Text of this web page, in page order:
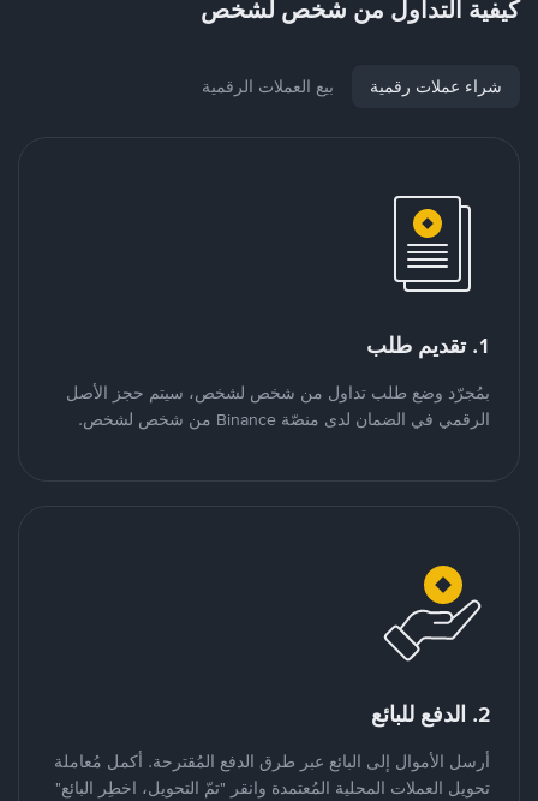
كيفية التداول من شخص لشخص
شراء عملات رقمية بيع العملات الرقمية
1. تقديم طلب
بمُجرّد وضع طلب تداول من شخص لشخص، سيتم حجز الأصل
الرقمي في الضمان لدى منصّة Binance من شخص لشخص.
2. الدفع للبائع
أرسل الأموال إلى البائع عبر طرق الدفع المُقترحة. أكمل مُعاملة
تحويل العملات المحلية المُعتمدة وانقر "تمّ التحويل، اخطِر البائع"